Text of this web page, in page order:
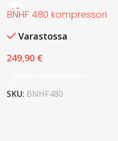
BNHF 480 kompressori
Varastossa
249,90 €
SKU: BNHF480